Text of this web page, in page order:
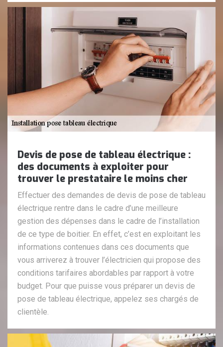
Devis de pose de tableau électrique :
des documents à exploiter pour
trouver le prestataire le moins cher
Effectuer des demandes de devis de pose de tableau
électrique rentre dans le cadre d’une meilleure
gestion des dépenses dans le cadre de l’installation
de ce type de boitier. En effet, c’est en exploitant les
informations contenues dans ces documents que
vous arriverez à trouver l’électricien qui propose des
conditions tarifaires abordables par rapport à votre
budget. Pour que puisse vous préparer un devis de
pose de tableau électrique, appelez ses chargés de
clientèle.